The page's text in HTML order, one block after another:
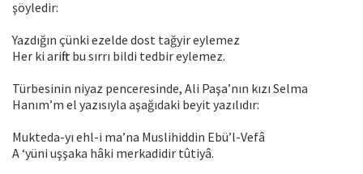
şöyledir:
Yazdığın çünki ezelde dost tağyir eylemez
Her ki ariftir bu sırrı bildi tedbir eylemez.
Türbesinin niyaz penceresinde, Ali Paşa’nın kızı Selma
Hanım’m el yazısıyla aşağıdaki beyit yazılıdır:
Mukteda-yı ehl-i ma’na Muslihiddin Ebü’l-Vefâ
A ‘yüni uşşaka hâki merkadidir tûtiyâ.